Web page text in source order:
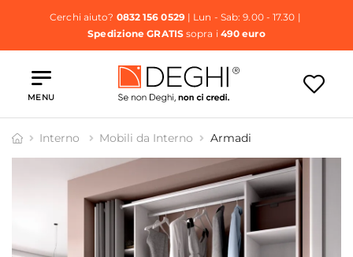
Cerchi aiuto? 0832 156 0529| Lun - Sab: 9.00 - 17.30 |
Spedizione GRATISsopra i 490 euro
MENU
Interno Mobili da Interno Armadi